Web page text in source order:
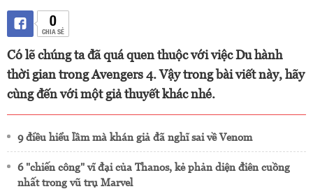
0
CHIA SẺ
Có lẽ chúng ta đã quá quen thuộc với việc Du hành
thời gian trong Avengers 4. Vậy trong bài viết này, hãy
cùng đến với một giả thuyết khác nhé.
9 điều hiểu lầm mà khán giả đã nghĩ sai về Venom
6 "chiến công" vĩ đại của Thanos, kẻ phản diện điên cuồng
nhất trong vũ trụ Marvel